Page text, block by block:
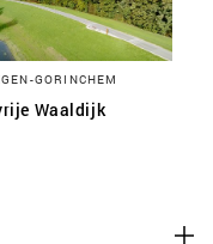
GORINCHEM
Waaldijk